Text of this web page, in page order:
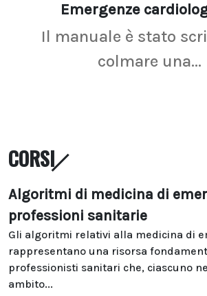
Emergenze
Il manuale è stato
colmare una...
CORSI
Algoritmi di medicina di
professioni sanitarie
Gli algoritmi relativi alla medicina di
rappresentano una risorsa
professionisti sanitari che, ciascuno
ambito...